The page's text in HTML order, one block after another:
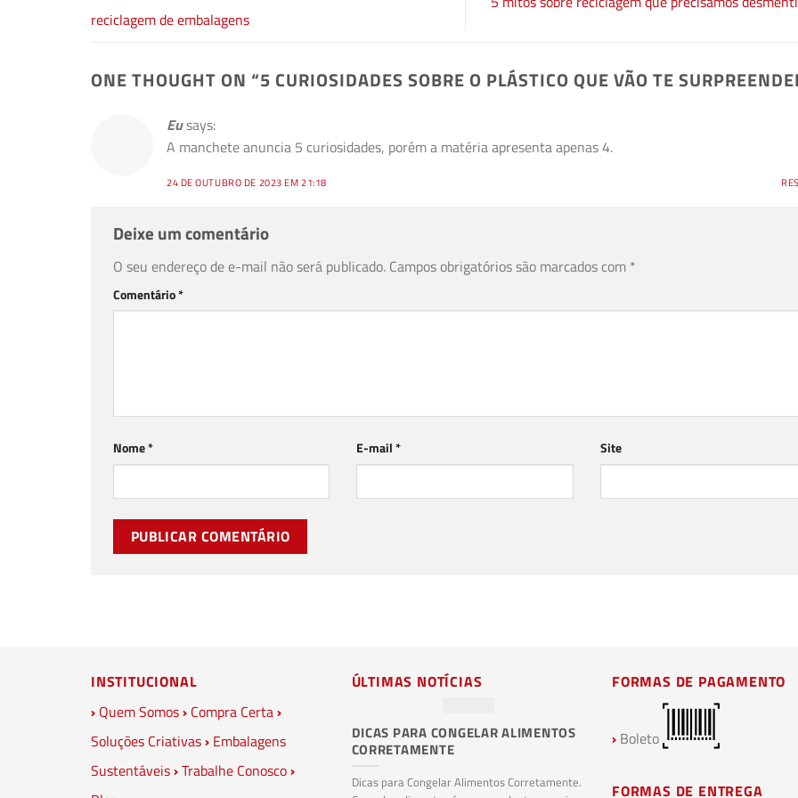
reciclagem de embalagens
ONE THOUGHT ON “5 CURIOSIDADES SOBRE O PLÁSTICO QUE VÃO TE
Eusays:
A manchete anuncia 5 curiosidades, porém a matéria apresenta apenas 4.
24 DE OUTUBRO DE 2023 EM 21:18
Deixe um comentário
O seu endereço de e-mail não será publicado. Campos obrigatórios são marcados com *
Comentário*
Nome* E-mail* Site
INSTITUCIONAL
› Quem Somos› Compra Certa›
Soluções Criativas› Embalagens
Sustentáveis›Trabalhe Conosco›
ÚLTIMAS NOTÍCIAS
DICAS PARA CONGELAR ALIMENTOS
CORRETAMENTE
Dicas para Congelar Alimentos Corretamente.
PLÁSTICOS BIODEGRADÁVEIS E
COMPOSTAGEM: O FUTURO
PLÁSTICA
FORMAS DE PAGAMENTO
› Boleto
FORMAS DE ENTREGA